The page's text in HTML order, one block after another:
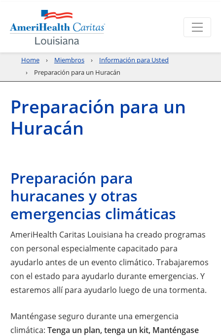
Home Miembros
Información para Usted
Preparación para un Huracán
Preparación para un
Huracán
Preparación para
huracanes y otras
emergencias climáticas
AmeriHealth Caritas Louisiana ha creado programas
con personal especialmente capacitado para
ayudarlo antes de un evento climático. Trabajaremos
con el estado para ayudarlo durante emergencias. Y
estaremos allí para ayudarlo luego de una tormenta.
Manténgase seguro durante una emergencia
climática:Tenga un plan, tenga un kit, Manténgase